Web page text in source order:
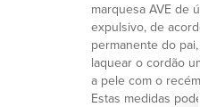
marquesa AVE de
expulsivo, de
permanente do
laquear o cordão
a pele com o
Estas medidas